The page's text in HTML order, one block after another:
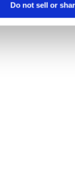
Do not sell or